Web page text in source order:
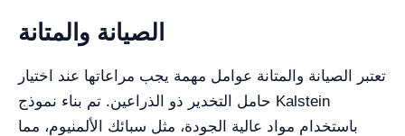
الصيانة والمتانة
تعتبر الصيانة والمتانة عوامل مهمة يجب مراعاتها عند اختيار
حامل التخدير ذو الذراعين. تم بناء نموذج Kalstein
باستخدام مواد عالية الجودة، مثل سبائك الألمنيوم، مما